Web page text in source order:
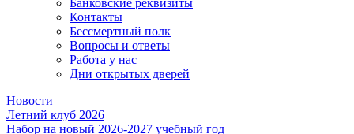
Банковские реквизиты
Контакты
Бессмертный полк
Вопросы и ответы
Работа у нас
Дни открытых дверей
Новости
Летний клуб 2026
Набор на новый 2026-2027 учебный год